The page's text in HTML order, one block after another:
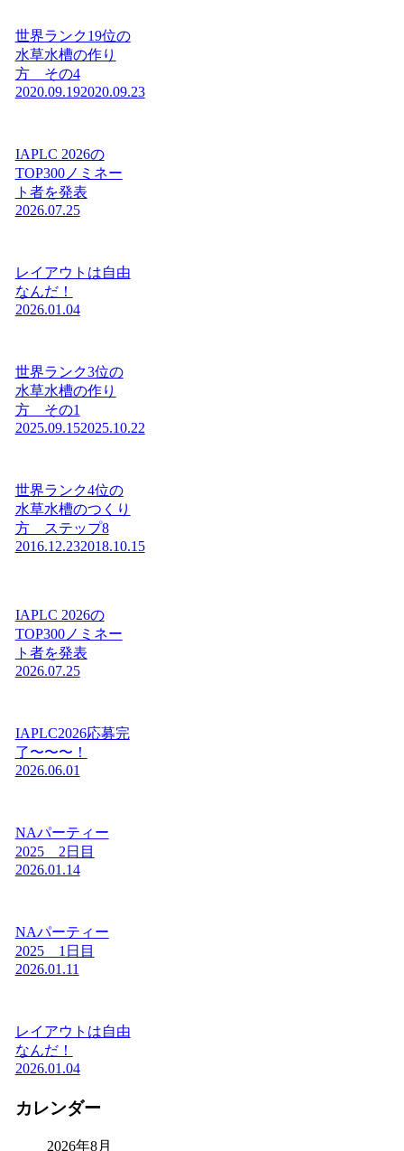
世界ランク19位の
水草水槽の作り
方 その4
2020.09.192020.09.23
IAPLC 2026の
TOP300ノミネー
ト者を発表
2026.07.25
レイアウトは自由
なんだ！
2026.01.04
世界ランク3位の
水草水槽の作り
方 その1
2025.09.152025.10.22
世界ランク4位の
水草水槽のつくり
方 ステップ8
2016.12.232018.10.15
IAPLC 2026の
TOP300ノミネー
ト者を発表
2026.07.25
IAPLC2026応募完
了〜〜〜！
2026.06.01
NAパーティー
2025 2日目
2026.01.14
NAパーティー
2025 1日目
2026.01.11
レイアウトは自由
なんだ！
2026.01.04
カレンダー
2026年8月